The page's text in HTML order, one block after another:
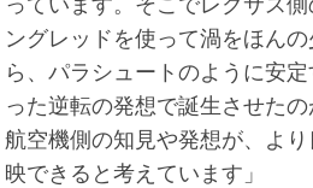
っています。そこでレクサス
ングレッドを使って渦をほん
ら、パラシュートのように安
った逆転の発想で誕生させたの
航空機側の知見や発想が、よ
映できると考えています」